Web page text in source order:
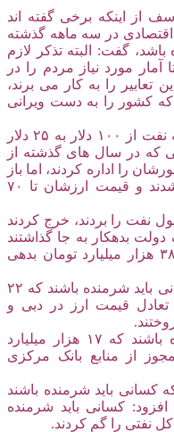
از اینکه برخی گفته اند
در سه ماهه گذشته
گفت: البته تذکر لازم
مورد نیاز مردم را در
تعابیر را به کار می برند،
که کشور را به دست ویرانی
جهانگیری ادامه داد: در سال جاری که نفت از ۱۰۰ دلار به ۲۵ دلار
که در سال های گذشته از
را اداره کردند، اما باز
هم با شوک های اقتصادی روبه رو شدند و قیمت ارزشان تا ۷۰
نفت را بردند، خرج کردند
بدهکار به جا گذاشتند
که در برخی آمارها گفته می شود ۳۸۰ هزار میلیارد تومان بدهی
معاون اول رئیس جمهوری گفت: کسانی باید شرمنده باشند که ۲۲
تعادل قیمت ارز در دبی و
جهانگیری افزود: کسانی باید شرمنده باشند که ۱۷ هزار میلیارد
از منابع بانک مرکزی
کسانی باید شرمنده باشند
کسانی باید شرمنده
نفتی را گم کردند.